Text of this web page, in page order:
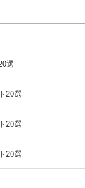
選
20選
20選
20選